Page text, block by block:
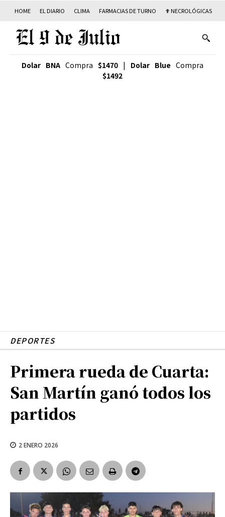
HOME EL DIARIO CLIMA FARMACIAS DE TURNO ✟ NECROLÓGICAS
Dolar BNA Compra $1470 | Dolar Blue Compra
$1492
DEPORTES
Primera rueda de Cuarta:
San Martín ganó todos los
partidos
2 ENERO 2026